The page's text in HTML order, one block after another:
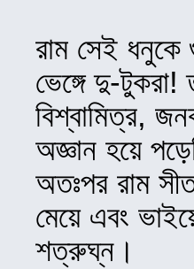
রাম সেই ধনুকে
ভেঙ্গে দু-টুকরা!
বিশ্বামিত্র,
অজ্ঞান হয়ে
অতঃপর রাম
মেয়ে এবং
শত্রুঘ্ন।